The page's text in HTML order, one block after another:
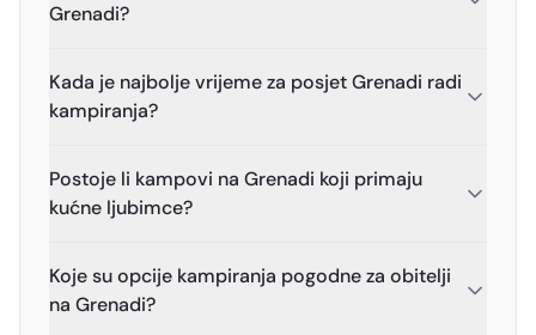
Grenadi?
Kada je najbolje vrijeme za posjet Grenadi radi
kampiranja?
Postoje li kampovi na Grenadi koji primaju
kućne ljubimce?
Koje su opcije kampiranja pogodne za obitelji
na Grenadi?